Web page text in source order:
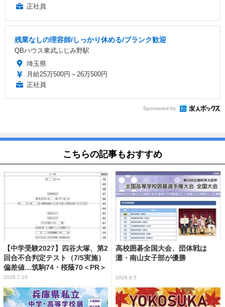
正社員
残業なしの理容師/しっかり休める/ブランク歓迎
QBハウス東武ふじみ野駅
埼玉県
月給25万500円～26万500円
正社員
Sponsored by
こちらの記事もおすすめ
【中学受験2027】四谷大塚、第2
回合不合判定テスト（7/5実施）
偏差値…筑駒74・桜蔭70＜PR＞
2026.7.10
高校囲碁全国大会、団体戦は
灘・南山女子部が優勝
2026.8.5